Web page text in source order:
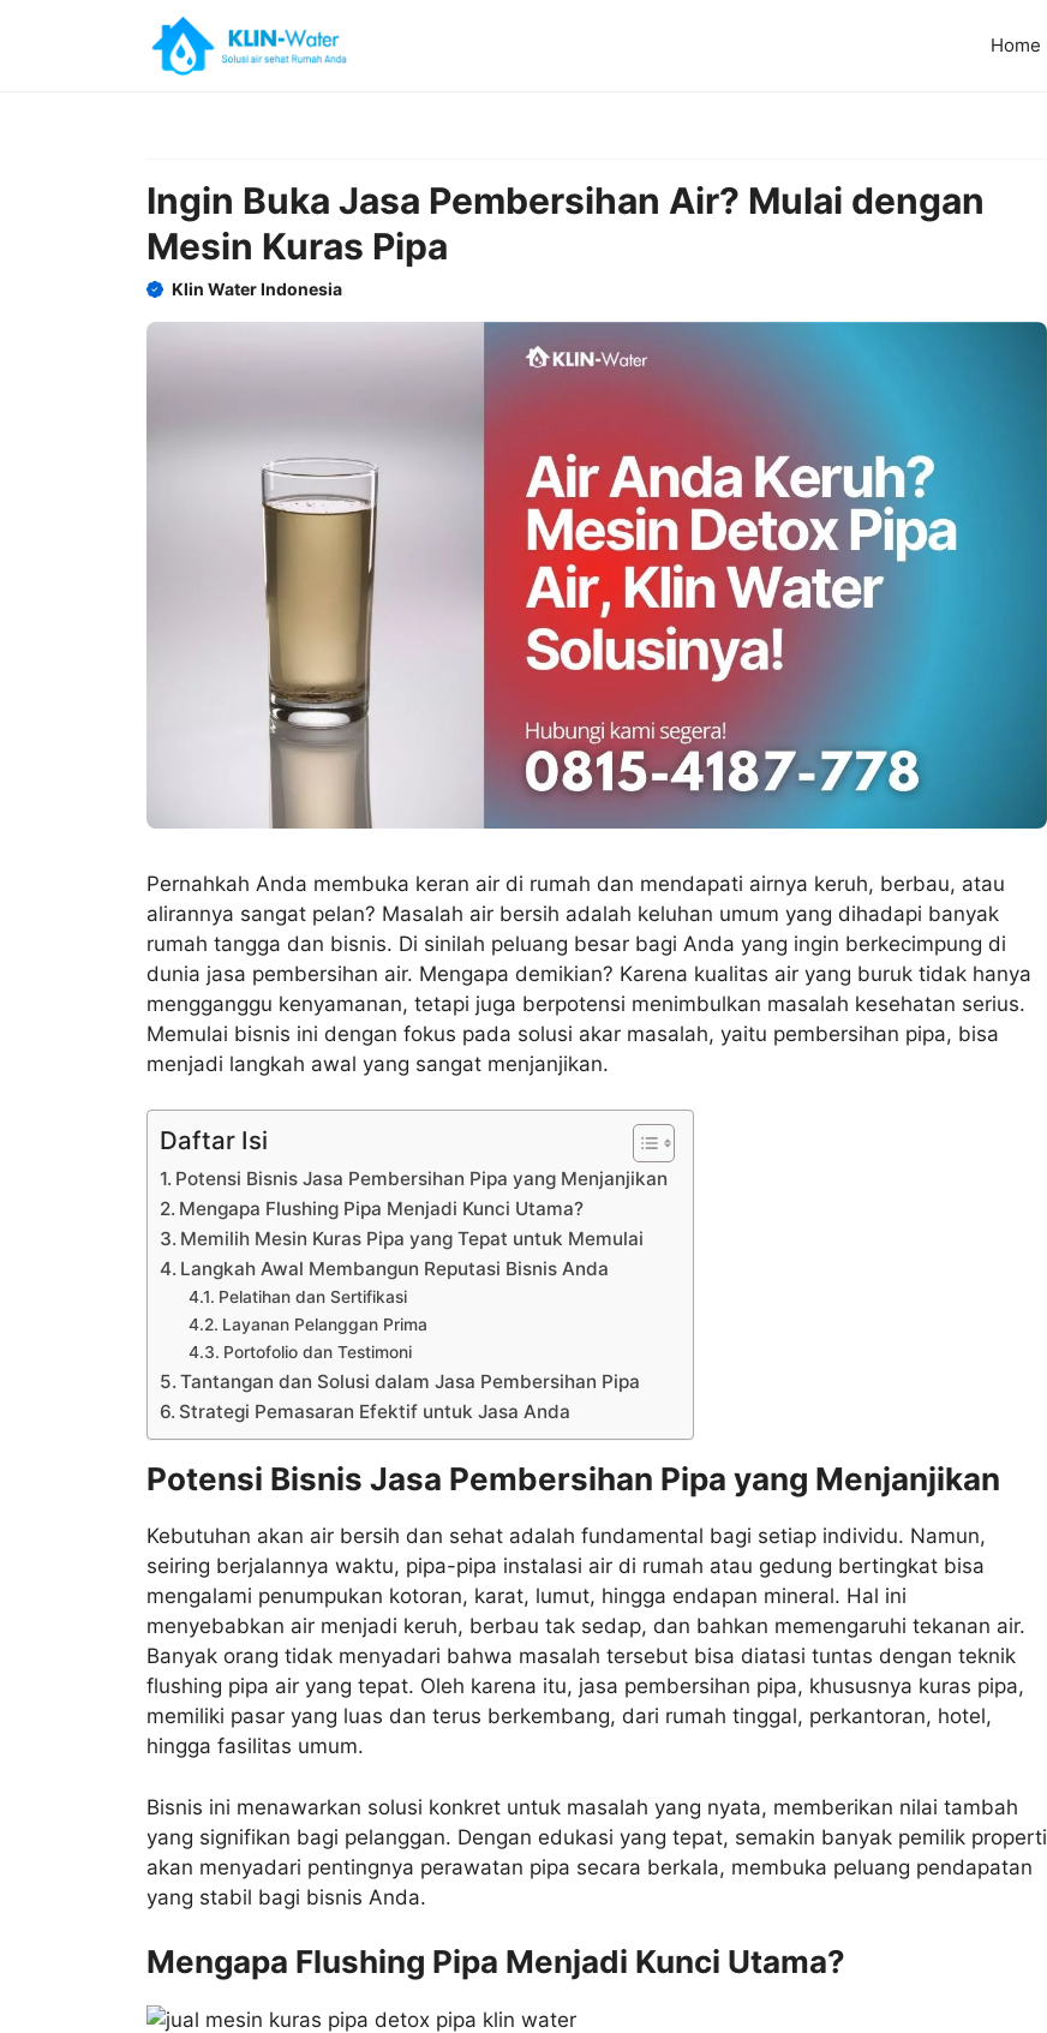
Home
Ingin Buka Jasa Pembersihan Air? Mulai dengan
Mesin Kuras Pipa
Klin Water Indonesia
Pernahkah Anda membuka keran air di rumah dan mendapati airnya keruh, berbau, atau
alirannya sangat pelan? Masalah air bersih adalah keluhan umum yang dihadapi banyak
rumah tangga dan bisnis. Di sinilah peluang besar bagi Anda yang ingin berkecimpung di
dunia jasa pembersihan air. Mengapa demikian? Karena kualitas air yang buruk tidak hanya
mengganggu kenyamanan, tetapi juga berpotensi menimbulkan masalah kesehatan serius.
Memulai bisnis ini dengan fokus pada solusi akar masalah, yaitu pembersihan pipa, bisa
menjadi langkah awal yang sangat menjanjikan.
Daftar Isi
Potensi Bisnis Jasa Pembersihan Pipa yang Menjanjikan
Mengapa Flushing Pipa Menjadi Kunci Utama?
Memilih Mesin Kuras Pipa yang Tepat untuk Memulai
Langkah Awal Membangun Reputasi Bisnis Anda
Pelatihan dan Sertifikasi
Layanan Pelanggan Prima
Portofolio dan Testimoni
Tantangan dan Solusi dalam Jasa Pembersihan Pipa
Strategi Pemasaran Efektif untuk Jasa Anda
Potensi Bisnis Jasa Pembersihan Pipa yang Menjanjikan
Kebutuhan akan air bersih dan sehat adalah fundamental bagi setiap individu. Namun,
seiring berjalannya waktu, pipa-pipa instalasi air di rumah atau gedung bertingkat bisa
mengalami penumpukan kotoran, karat, lumut, hingga endapan mineral. Hal ini
menyebabkan air menjadi keruh, berbau tak sedap, dan bahkan memengaruhi tekanan air.
Banyak orang tidak menyadari bahwa masalah tersebut bisa diatasi tuntas dengan teknik
flushing pipa air yang tepat. Oleh karena itu, jasa pembersihan pipa, khususnya kuras pipa,
memiliki pasar yang luas dan terus berkembang, dari rumah tinggal, perkantoran, hotel,
hingga fasilitas umum.
Bisnis ini menawarkan solusi konkret untuk masalah yang nyata, memberikan nilai tambah
yang signifikan bagi pelanggan. Dengan edukasi yang tepat, semakin banyak pemilik properti
akan menyadari pentingnya perawatan pipa secara berkala, membuka peluang pendapatan
yang stabil bagi bisnis Anda.
Mengapa Flushing Pipa Menjadi Kunci Utama?